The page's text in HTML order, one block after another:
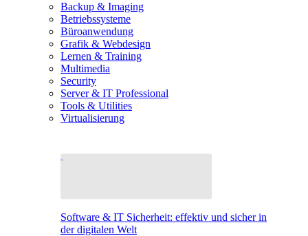
Backup & Imaging
Betriebssysteme
Büroanwendung
Grafik & Webdesign
Lernen & Training
Multimedia
Security
Server & IT Professional
Tools & Utilities
Virtualisierung
Software & IT Sicherheit: effektiv und sicher in
der digitalen Welt